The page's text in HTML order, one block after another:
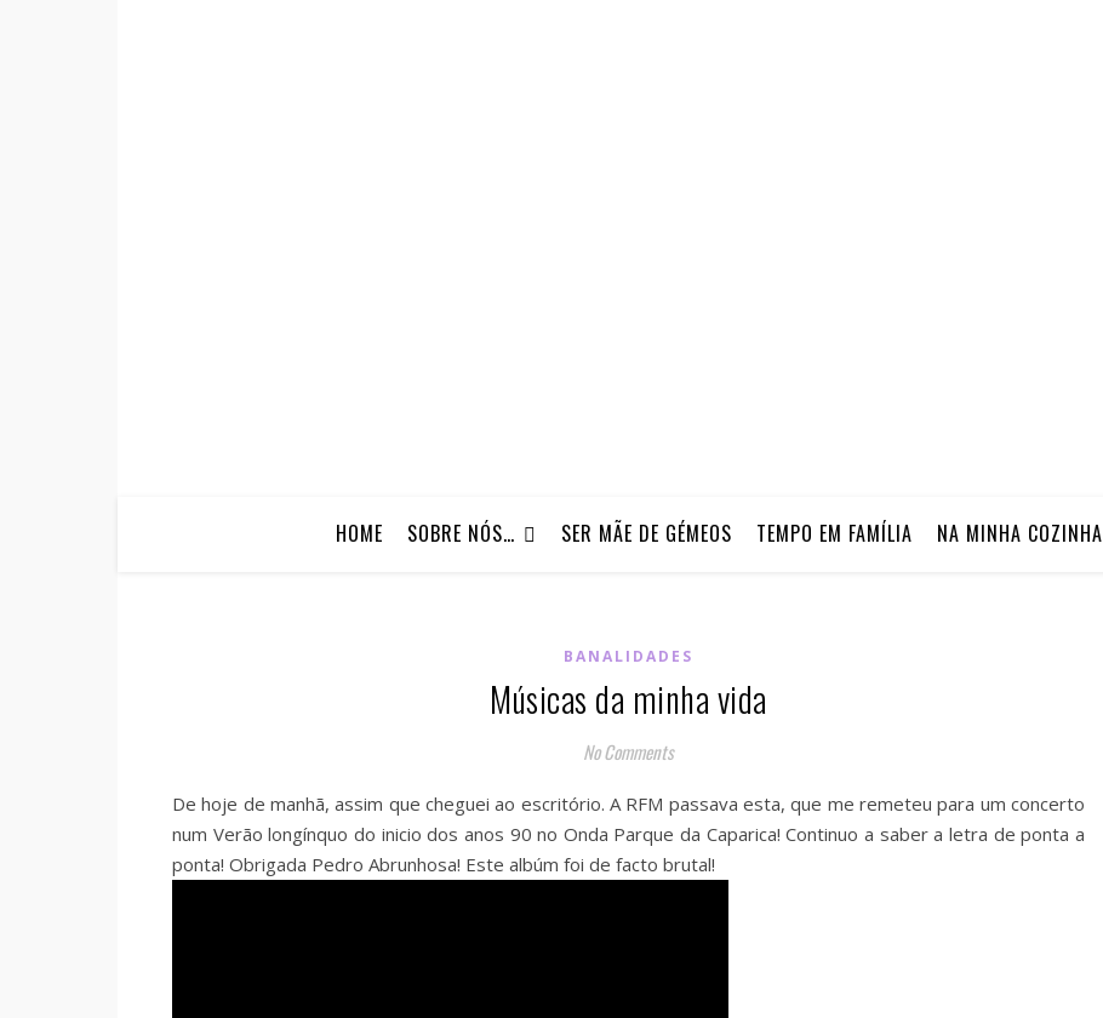
HOME SOBRE NÓS… SER MÃE DE GÉMEOS TEMPO EM FAMÍLIA NA MINHA COZINHA
BANALIDADES
Músicas da minha vida
No Comments
De hoje de manhã, assim que cheguei ao escritório. A RFM passava esta, que me remeteu para um concerto
num Verão longínquo do inicio dos anos 90 no Onda Parque da Caparica! Continuo a saber a letra de ponta a
ponta! Obrigada Pedro Abrunhosa! Este albúm foi de facto brutal!